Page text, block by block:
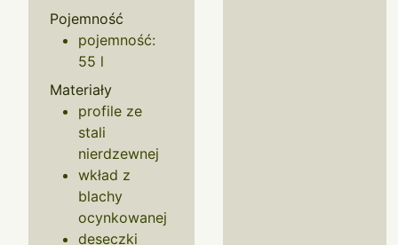
Pojemność
pojemność:
55 l
Materiały
profile ze
stali
nierdzewnej
wkład z
blachy
ocynkowanej
deseczki